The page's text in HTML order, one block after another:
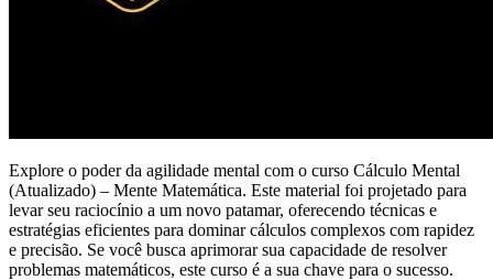
Explore o poder da agilidade mental com o curso Cálculo Mental
(Atualizado) – Mente Matemática. Este material foi projetado para
levar seu raciocínio a um novo patamar, oferecendo técnicas e
estratégias eficientes para dominar cálculos complexos com rapidez
e precisão. Se você busca aprimorar sua capacidade de resolver
problemas matemáticos, este curso é a sua chave para o sucesso.